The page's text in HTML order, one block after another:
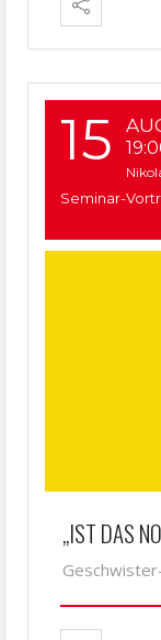
15
Seminar-
„IST DAS